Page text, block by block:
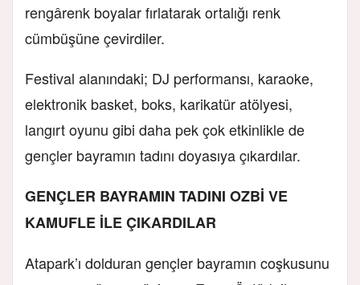
rengârenk boyalar fırlatarak ortalığı renk
cümbüşüne çevirdiler.
Festival alanındaki; DJ performansı, karaoke,
elektronik basket, boks, karikatür atölyesi,
langırt oyunu gibi daha pek çok etkinlikle de
gençler bayramın tadını doyasıya çıkardılar.
GENÇLER BAYRAMIN TADINI OZBİ VE
KAMUFLE İLE ÇIKARDILAR
Atapark’ı dolduran gençler bayramın coşkusunu